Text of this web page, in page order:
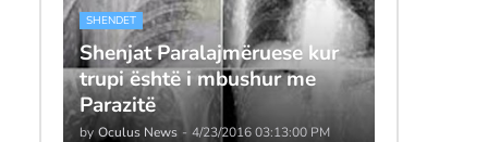
SHENDET
Shenjat Paralajmëruese kur
trupi është i mbushur me
Parazitë
by Oculus News - 4/23/2016 03:13:00 PM